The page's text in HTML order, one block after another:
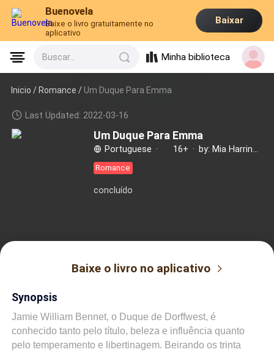
Buenovela
Baixe o livro gratuitamente no
aplicativo
Baixar
Buscar... Minha biblioteca
Inicio /Romance / Um Duque Para Emma
Last Updated: 2022-03-16
Um Duque Para Emma
Portuguese · 16+ ·
Romance
concluído
Baixe o livro no aplicativo
Synopsis
Jamie William Bennet, o Duque de Dorffwest, é
conhecido tanto pelo título, beleza e influência quanto
pelo temperamento e libertinagem. Beirando os trinta